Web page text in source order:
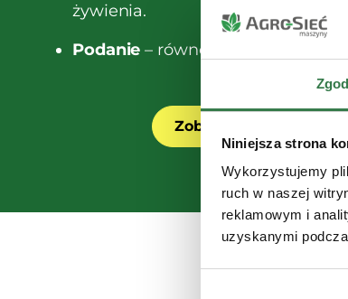
Niniejsza strona
Wykorzystujemy
ruch w naszej
reklamowym i
uzyskanymi
żywienia.
Podanie – równomierne i
Zobacz maszyny do